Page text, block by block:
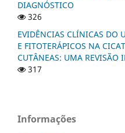
DIAGNÓSTICO
326
EVIDÊNCIAS CLÍNICAS DO
E FITOTERÁPICOS NA
CUTÂNEAS: UMA REVISÃO
317
Informações